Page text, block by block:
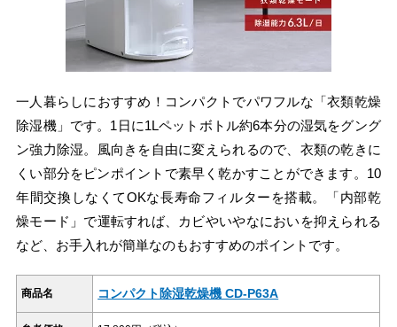
一人暮らしにおすすめ！コンパクトでパワフルな「衣類乾燥
除湿機」です。1日に1Lペットボトル約6本分の湿気をグング
ン強力除湿。風向きを自由に変えられるので、衣類の乾きに
くい部分をピンポイントで素早く乾かすことができます。10
年間交換しなくてOKな長寿命フィルターを搭載。「内部乾
燥モード」で運転すれば、カビやいやなにおいを抑えられる
など、お手入れが簡単なのもおすすめのポイントです。
商品名 コンパクト除湿乾燥機 CD-P63A